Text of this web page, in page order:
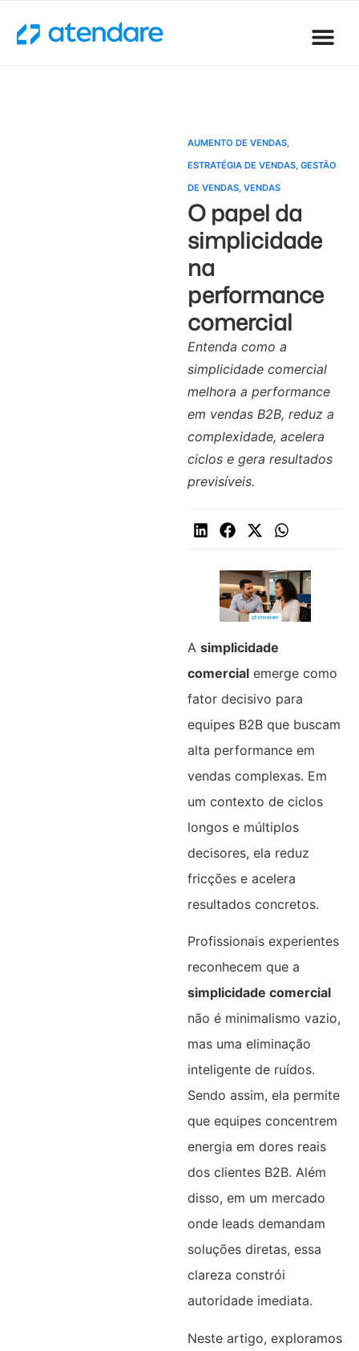
AUMENTO DE VENDAS,
ESTRATÉGIA DE VENDAS, GESTÃO
DE VENDAS, VENDAS
O papel da
simplicidade
na
performance
comercial
Entenda como a
simplicidade comercial
melhora a performance
em vendas B2B, reduz a
complexidade, acelera
ciclos e gera resultados
previsíveis.
A simplicidade
comercialemerge como
fator decisivo para
equipes B2B que buscam
alta performance em
vendas complexas. Em
um contexto de ciclos
longos e múltiplos
decisores, ela reduz
fricções e acelera
resultados concretos.
Profissionais experientes
reconhecem que a
simplicidade comercial
não é minimalismo vazio,
mas uma eliminação
inteligente de ruídos.
Sendo assim, ela permite
que equipes concentrem
energia em dores reais
dos clientes B2B. Além
disso, em um mercado
onde leads demandam
soluções diretas, essa
clareza constrói
autoridade imediata.
Neste artigo, exploramos